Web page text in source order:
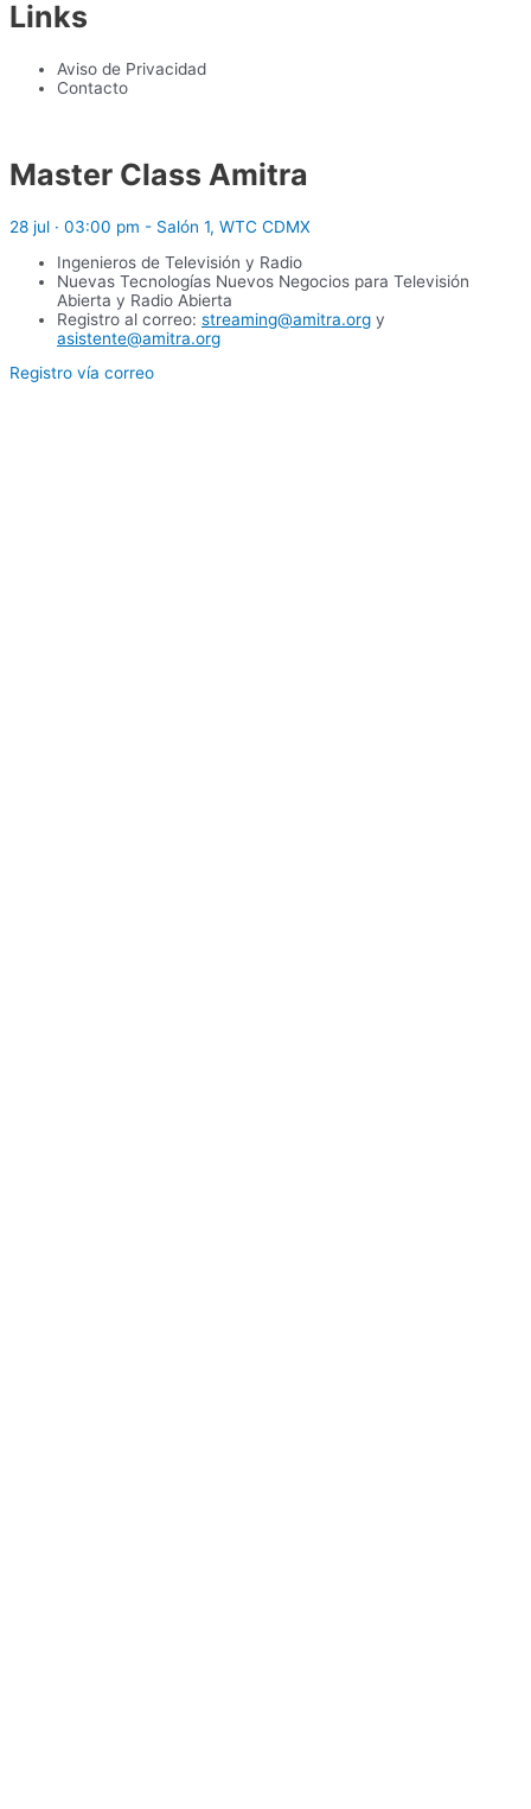
Links
Aviso de Privacidad
Contacto
Master Class Amitra
28 jul · 03:00 pm - Salón 1, WTC CDMX
Ingenieros de Televisión y Radio
Nuevas Tecnologías Nuevos Negocios para Televisión
Abierta y Radio Abierta
Registro al correo: streaming@amitra.org y
asistente@amitra.org
Registro vía correo